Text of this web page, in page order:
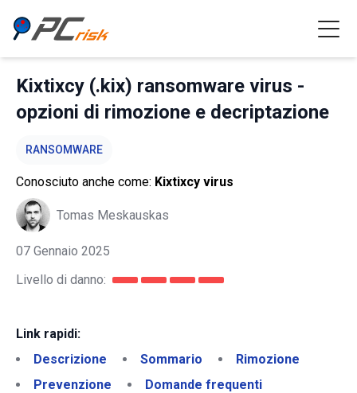
Kixtixcy (.kix) ransomware virus -
opzioni di rimozione e decriptazione
RANSOMWARE
Conosciuto anche come: Kixtixcy virus
Tomas Meskauskas
07 Gennaio 2025
Livello di danno:
Link rapidi:
Descrizione
Sommario
Rimozione
Prevenzione
Domande frequenti